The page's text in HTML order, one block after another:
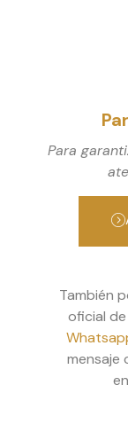
Para
También
oficial
mensaje